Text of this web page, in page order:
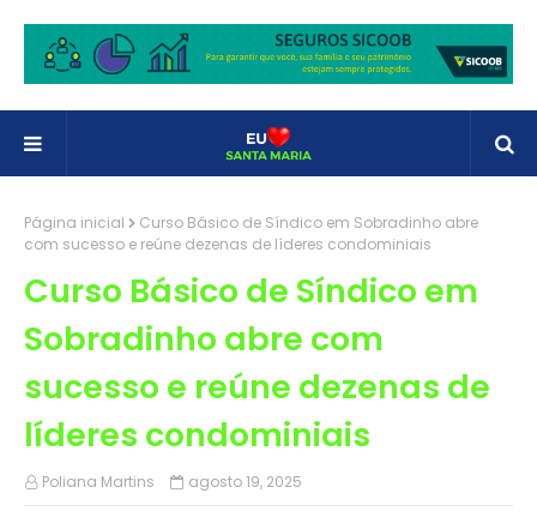
Página inicial
Curso Básico de Síndico em Sobradinho abre
com sucesso e reúne dezenas de líderes condominiais
Curso Básico de Síndico em
Sobradinho abre com
sucesso e reúne dezenas de
líderes condominiais
Poliana Martins agosto 19, 2025